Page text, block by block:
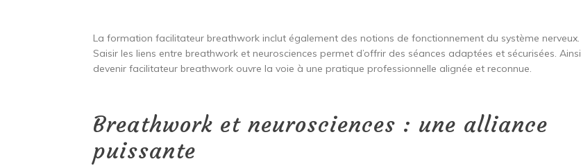
La formation facilitateur breathwork inclut également des notions de fonctionnement du système nerveux.
Saisir les liens entre breathwork et neurosciences permet d’offrir des séances adaptées et sécurisées.
devenir facilitateur breathwork ouvre la voie à une pratique professionnelle alignée et reconnue.
Breathwork et neurosciences : une alliance
puissante